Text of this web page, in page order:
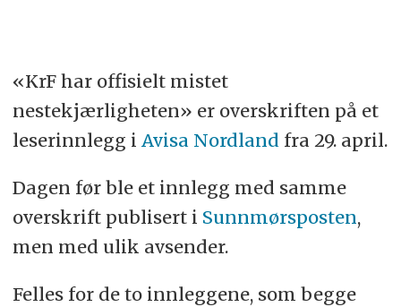
«KrF har offisielt mistet
nestekjærligheten» er overskriften på et
leserinnlegg i Avisa Nordlandfra 29. april.
Dagen før ble et innlegg med samme
overskrift publisert i Sunnmørsposten,
men med ulik avsender.
Felles for de to innleggene, som begge